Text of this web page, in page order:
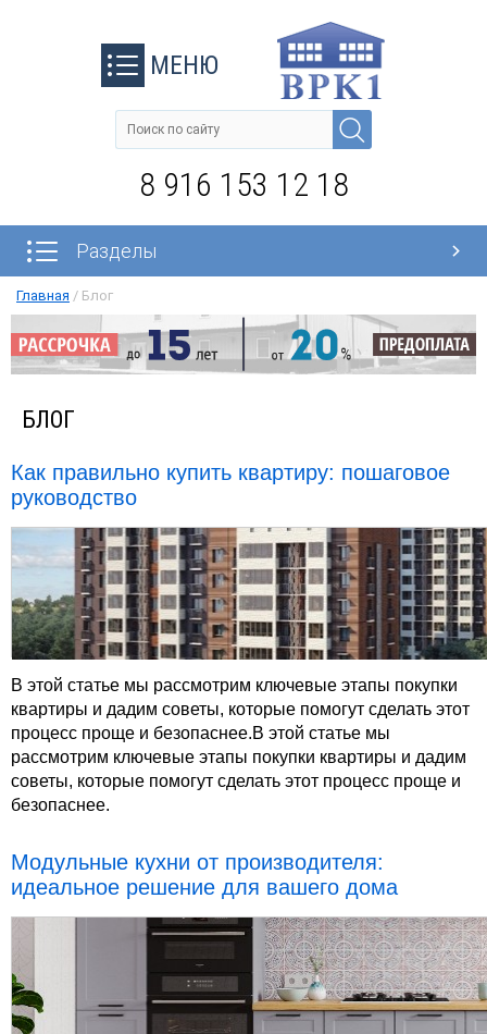
МЕНЮ
8 916 153 12 18
Разделы
Главная / Блог
БЛОГ
Как правильно купить квартиру: пошаговое
руководство
В этой статье мы рассмотрим ключевые этапы покупки
квартиры и дадим советы, которые помогут сделать этот
процесс проще и безопаснее.В этой статье мы
рассмотрим ключевые этапы покупки квартиры и дадим
советы, которые помогут сделать этот процесс проще и
безопаснее.
Модульные кухни от производителя:
идеальное решение для вашего дома